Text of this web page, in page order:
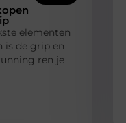
elementen
is de grip en
ren je